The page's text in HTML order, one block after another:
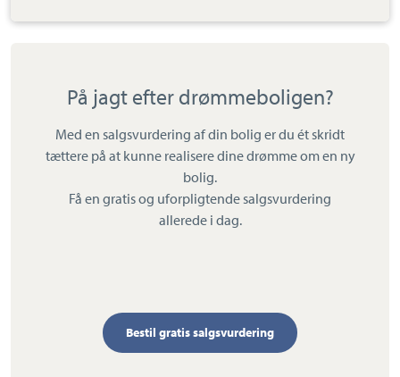
På jagt efter drømmeboligen?
Med en salgsvurdering af din bolig er du ét skridt
tættere på at kunne realisere dine drømme om en ny
bolig.
Få en gratis og uforpligtende salgsvurdering
allerede i dag.
Bestil gratis salgsvurdering